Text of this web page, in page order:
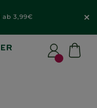
ab 3,99€